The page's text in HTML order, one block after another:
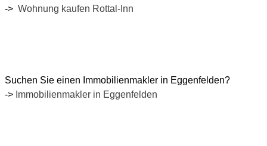
-> Wohnung kaufen Rottal-Inn
Suchen Sie einen Immobilienmakler in Eggenfelden?
-> Immobilienmakler in Eggenfelden